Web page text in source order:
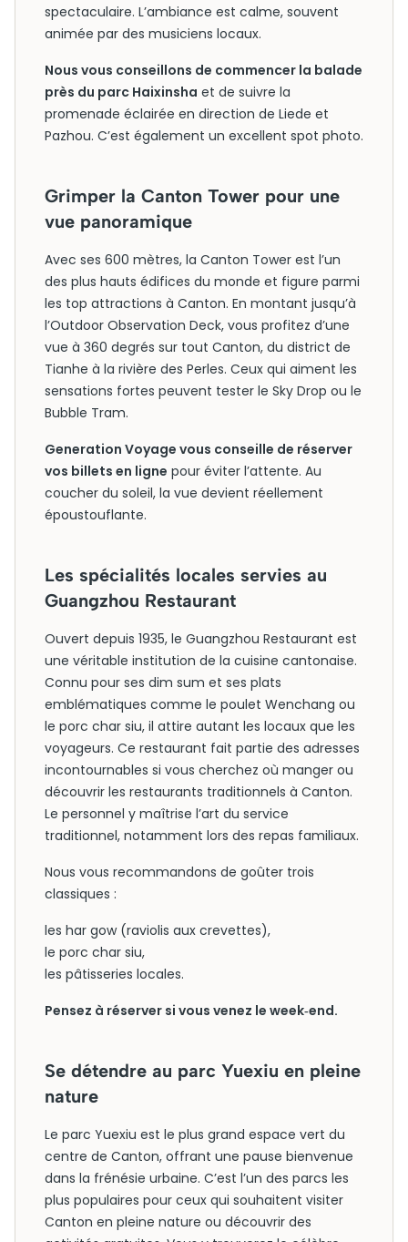
spectaculaire. L’ambiance est calme, souvent
animée par des musiciens locaux.
Nous vous conseillons de commencer la balade
près du parc Haixinsha et de suivre la
promenade éclairée en direction de Liede et
Pazhou. C’est également un excellent spot photo.
Grimper la Canton Tower pour une
vue panoramique
Avec ses 600 mètres, la Canton Tower est l’un
des plus hauts édifices du monde et figure parmi
les top attractions à Canton. En montant jusqu’à
l’Outdoor Observation Deck, vous profitez d’une
vue à 360 degrés sur tout Canton, du district de
Tianhe à la rivière des Perles. Ceux qui aiment les
sensations fortes peuvent tester le Sky Drop ou le
Bubble Tram.
Generation Voyage vous conseille de réserver
vos billets en ligne pour éviter l’attente. Au
coucher du soleil, la vue devient réellement
époustouflante.
Les spécialités locales servies au
Guangzhou Restaurant
Ouvert depuis 1935, le Guangzhou Restaurant est
une véritable institution de la cuisine cantonaise.
Connu pour ses dim sum et ses plats
emblématiques comme le poulet Wenchang ou
le porc char siu, il attire autant les locaux que les
voyageurs. Ce restaurant fait partie des adresses
incontournables si vous cherchez où manger ou
découvrir les restaurants traditionnels à Canton.
Le personnel y maîtrise l’art du service
traditionnel, notamment lors des repas familiaux.
Nous vous recommandons de goûter trois
classiques :
les har gow (raviolis aux crevettes),
le porc char siu,
les pâtisseries locales.
Pensez à réserver si vous venez le week‑end.
Se détendre au parc Yuexiu en pleine
nature
Le parc Yuexiu est le plus grand espace vert du
centre de Canton, offrant une pause bienvenue
dans la frénésie urbaine. C’est l’un des parcs les
plus populaires pour ceux qui souhaitent visiter
Canton en pleine nature ou découvrir des